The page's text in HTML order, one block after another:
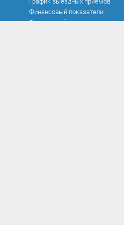
Финансовый показатели
Социальный фонд